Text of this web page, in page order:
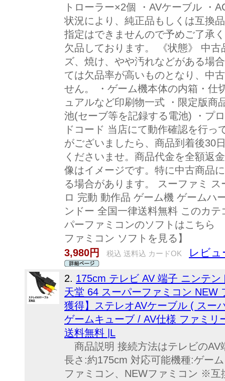
トローラー×2個 ・AVケーブル ・
状況により、純正品もしくは互
指定はできませんので予めご了承
欠品しております。 《状態》 中
ズ、焼け、やや汚れなどがある場
ては欠品率が高いものとなり、中
せん。 ・ゲーム機本体の内箱・仕
ュアルなど印刷物一式 ・限定版商
池(セーブ等を記録する電池) ・プ
ドコード 当店にて動作確認を行
がございましたら、商品到着後30
くださいませ。商品代金を全額返
像はイメージです。特に中古商品
る場合があります。 スーファミ
ロ 完動 動作品 ゲーム機 ゲームハ
ンドー 全国一律送料無料 このカ
パーファミコンのソフトは
ファミコン ソフトを見る】
3,980円
税込 送料込 カードOK レビュ
2. 175cm テレビ AV 端子 ニンテ
天堂 64 スーパーファミコン NEW
獲得】ステレオAVケーブル ( スー
ゲームキューブ / AV仕様 ファミ
送料無料 |L
商品説明 接続方法はテレビのAV
長さ:約175cm 対応可能機種:ゲー
ファミコン、NEWファミコン ※互